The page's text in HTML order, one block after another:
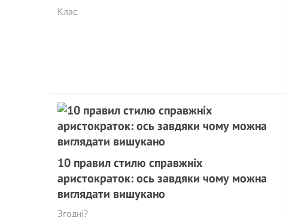
Клас
10 правил стилю справжніх
аристократок: ось завдяки чому можна
виглядати вишукано
Згодні?